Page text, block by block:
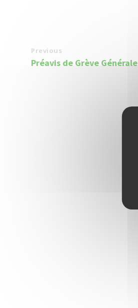
Previous
Préavis de Grève Générale